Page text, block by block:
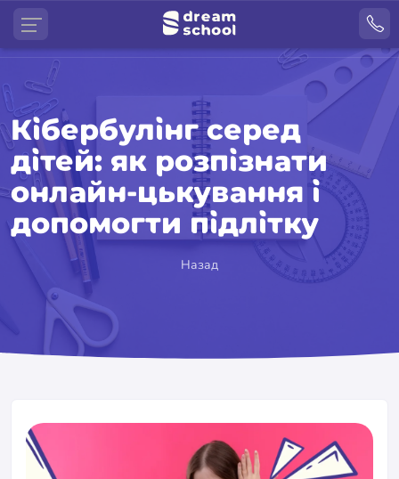
Кібербулінг серед
дітей: як розпізнати
онлайн-цькування і
допомогти підлітку